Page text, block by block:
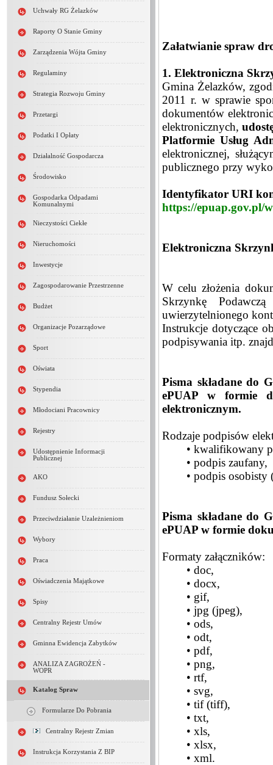
Uchwały RG Żelazków
Raporty O Stanie Gminy
Zarządzenia Wójta Gminy
Regulaminy
Strategia Rozwoju Gminy
Przetargi
Podatki I Opłaty
Działalność Gospodarcza
Środowisko
Gospodarka Odpadami
Komunalnymi
Nieczystości Ciekłe
Nieruchomości
Inwestycje
Zagospodarowanie Przestrzenne
Budżet
Organizacje Pozarządowe
Sport
Oświata
Stypendia
Młodociani Pracownicy
Rejestry
Udostępnienie Informacji
Publicznej
AKO
Fundusz Sołecki
Przeciwdziałanie Uzależnieniom
Wybory
Praca
Oświadczenia Majątkowe
Spisy
Centralny Rejestr Umów
Gminna Ewidencja Zabytków
ANALIZA ZAGROŻEŃ -
WOPR
Katalog Spraw
Formularze Do Pobrania
Centralny Rejestr Zmian
Instrukcja Korzystania Z BIP
Załatwianie spraw
1. Elektroniczna
Gmina Żelazków,
2011 r. w sprawie
dokumentów
elektronicznych,
Platformie Usług
elektronicznej,
publicznego przy
Identyfikator URI
https://epuap.gov.pl/
Elektroniczna
W celu złożenia
Skrzynkę
uwierzytelnionego
Instrukcje dotyczące
podpisywania itp.
Pisma składane do
ePUAP w formie
elektronicznym.
Rodzaje podpisów
• kwalifikowany
• podpis zaufany,
• podpis osobisty
Pisma składane do
ePUAP w formie
Formaty załączników:
• doc,
• docx,
• gif,
• jpg (jpeg),
• ods,
• odt,
• pdf,
• png,
• rtf,
• svg,
• tif (tiff),
• txt,
• xls,
• xlsx,
• xml.